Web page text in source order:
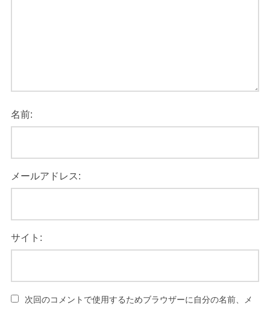
名前:
メールアドレス:
サイト:
次回のコメントで使用するためブラウザーに自分の名前、メ